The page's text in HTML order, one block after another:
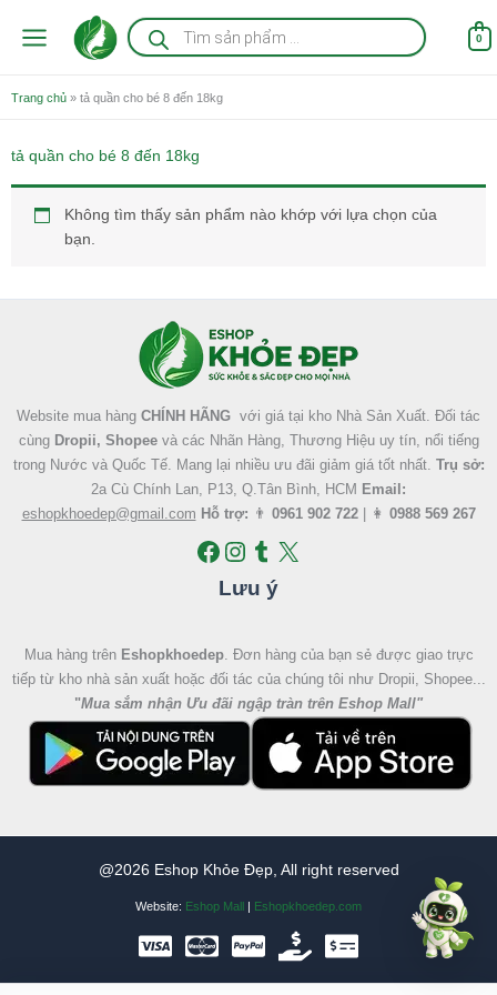
Tìm
kiếm
sản
0
Trang chủ » tả quần cho bé 8 đến 18kg
tả quần cho bé 8 đến 18kg
Không tìm thấy sản phẩm nào khớp với lựa chọn của
bạn.
Website mua hàng CHÍNH HÃNG với giá tại kho Nhà Sản Xuất. Đối tác
cùng Dropii, Shopeevà các Nhãn Hàng, Thương Hiệu uy tín, nổi tiếng
trong Nước và Quốc Tế. Mang lại nhiều ưu đãi giảm giá tốt nhất. Trụ sở:
2a Cù Chính Lan, P13, Q.Tân Bình, HCM Email:
eshopkhoedep@gmail.com Hỗ trợ: 👨 0961 902 722| 👩 0988 569 267
Lưu ý
Mua hàng trên Eshopkhoedep. Đơn hàng của bạn sẻ được giao trực
tiếp từ kho nhà sản xuất hoặc đối tác của chúng tôi như Dropii, Shopee...
"Mua sắm nhận Ưu đãi ngập tràn trên Eshop Mall"
@2026 Eshop Khỏe Đẹp, All right reserved
Website: Eshop Mall | Eshopkhoedep.com